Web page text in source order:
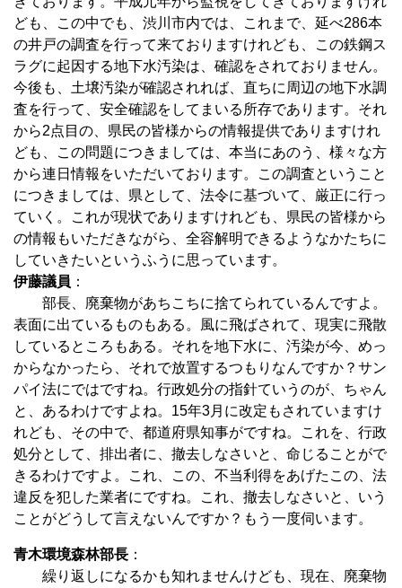
ども、この中でも、渋川市内では、これまで、延べ286本
の井戸の調査を行って来ておりますけれども、この鉄鋼ス
ラグに起因する地下水汚染は、確認をされておりません。
今後も、土壌汚染が確認されれば、直ちに周辺の地下水調
査を行って、安全確認をしてまいる所存であります。それ
から2点目の、県民の皆様からの情報提供でありますけれ
ども、この問題につきましては、本当にあのう、様々な方
から連日情報をいただいております。この調査ということ
につきましては、県として、法令に基づいて、厳正に行っ
ていく。これが現状でありますけれども、県民の皆様から
の情報もいただきながら、全容解明できるようなかたちに
していきたいというふうに思っています。
伊藤議員 ：
部長、廃棄物があちこちに捨てられているんですよ。
表面に出ているものもある。風に飛ばされて、現実に飛散
しているところもある。それを地下水に、汚染が今、めっ
からなかったら、それで放置するつもりなんですか？サン
パイ法にではですね。行政処分の指針ていうのが、ちゃん
と、あるわけですよね。15年3月に改定もされていますけ
れども、その中で、都道府県知事がですね。これを、行政
処分として、排出者に、撤去しなさいと、命じることがで
きるわけですよ。これ、この、不当利得をあげたこの、法
違反を犯した業者にですね。これ、撤去しなさいと、いう
ことがどうして言えないんですか？もう一度伺います。
青木環境森林部長 ：
繰り返しになるかも知れませんけども、現在、廃棄物